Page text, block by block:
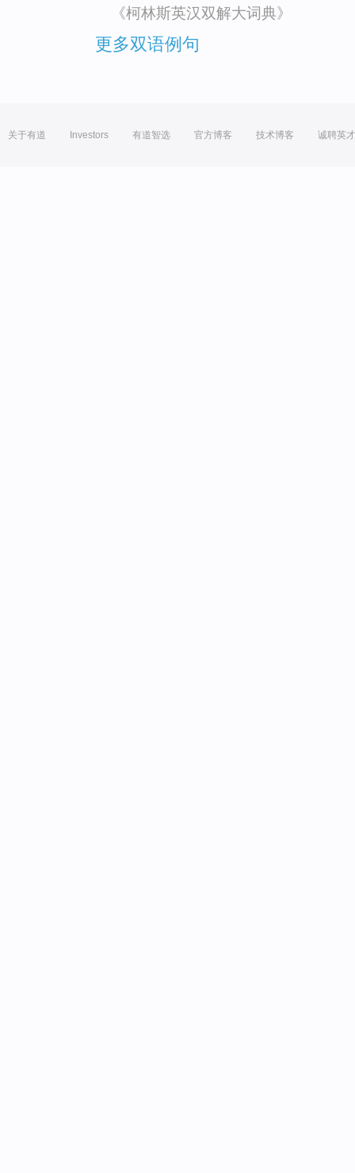
《柯林斯英汉双解大词典》
更多双语例句
关于有道 Investors 有道智选 官方博客 技术博客 诚聘英才